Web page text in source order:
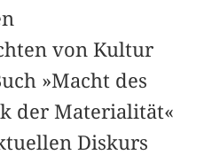
von Kultur
»Macht des
der Materialität«
Diskurs